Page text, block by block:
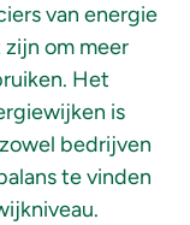
van energie
om meer
Het
is
bedrijven
te vinden